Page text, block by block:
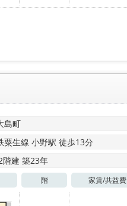
島町
粟生線 小野駅 徒歩13分
階建 築23年
階 家賃/共益費